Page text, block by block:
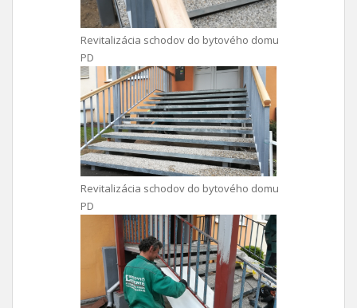
Revitalizácia schodov do bytového domu
PD
Revitalizácia schodov do bytového domu
PD